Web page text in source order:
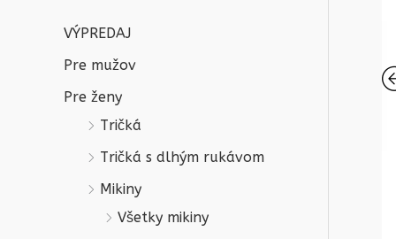
VÝPREDAJ
Pre mužov
Pre ženy
Tričká
Tričká s dlhým rukávom
Mikiny
Všetky mikiny